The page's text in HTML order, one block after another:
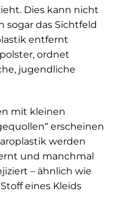
Dies kann nicht
sogar das Sichtfeld
entfernt
ordnet
jugendliche
mit kleinen
erscheinen
werden
und manchmal
– ähnlich wie
eines Kleids